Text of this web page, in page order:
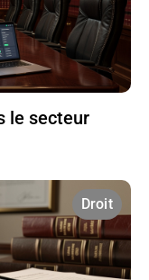
le secteur
Droit